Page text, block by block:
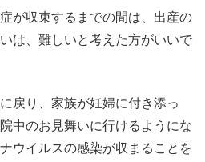
が収束するまでの間は、出産の
は、難しいと考えた方がいいで
戻り、家族が妊婦に付き添っ
中のお見舞いに行けるようにな
ウイルスの感染が収まることを